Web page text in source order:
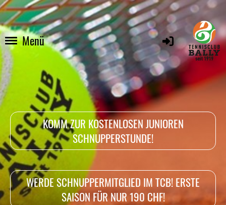
Menü
KOMM ZUR KOSTENLOSEN JUNIOREN
SCHNUPPERSTUNDE!
WERDE SCHNUPPERMITGLIED IM TCB! ERSTE
SAISON FÜR NUR 190 CHF!